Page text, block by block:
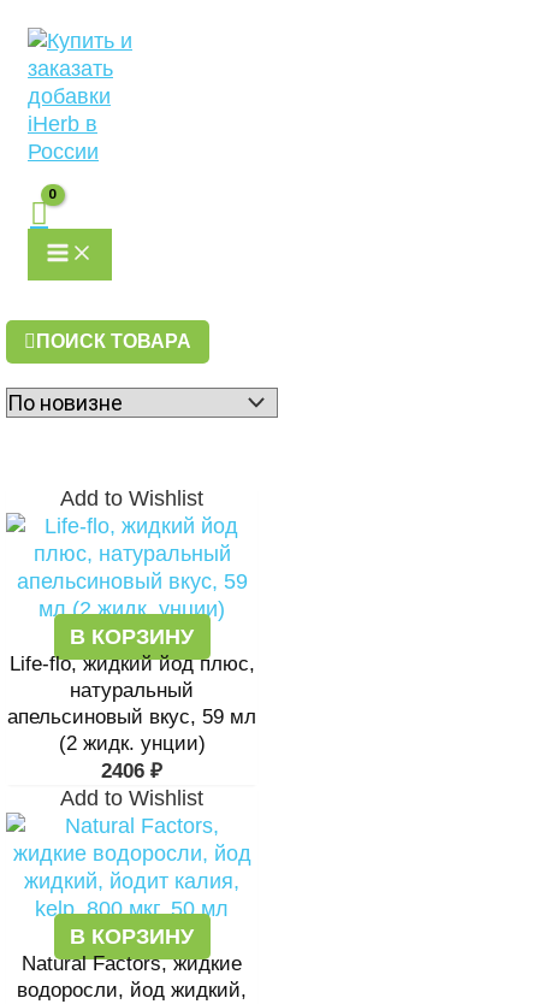
содержимому
MENU
ПОИСК ТОВАРА
Add to Wishlist
В КОРЗИНУ
Life-flo, жидкий йод плюс,
натуральный
апельсиновый вкус, 59 мл
(2 жидк. унции)
2406 ₽
Add to Wishlist
В КОРЗИНУ
Natural Factors, жидкие
водоросли, йод жидкий,